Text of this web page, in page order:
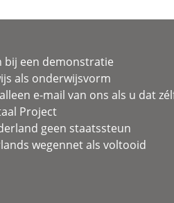
bij een demonstratie
als onderwijsvorm
e-mail van ons als u dat
Project
geen staatssteun
wegennet als voltooid